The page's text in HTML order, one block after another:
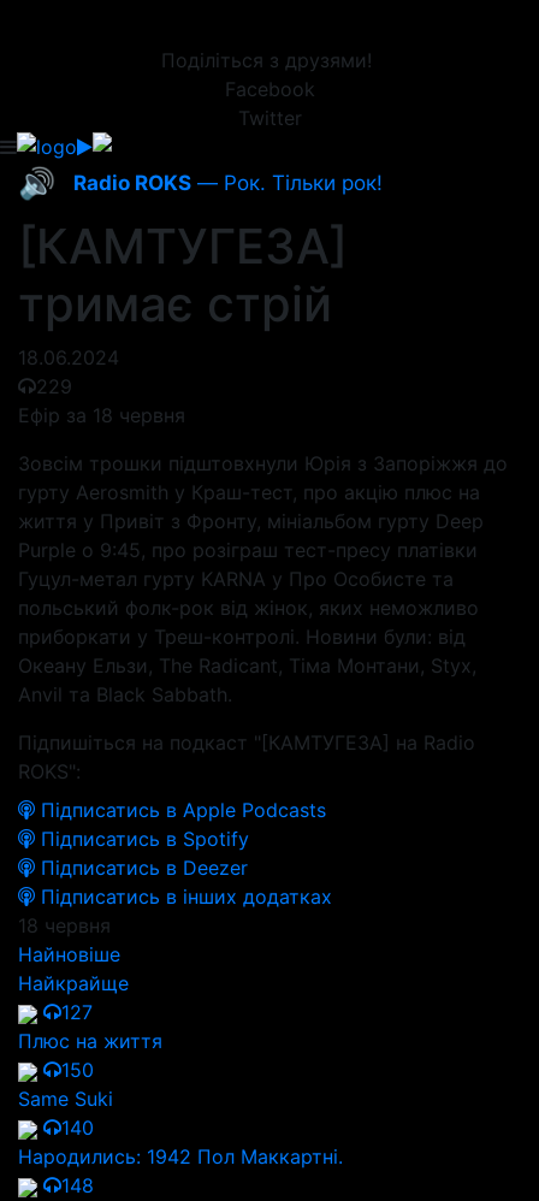
Поділіться з друзями!
Facebook
Twitter
🔊 Radio ROKS — Рок. Тільки рок!
[КАМТУГЕЗА]
тримає стрій
18.06.2024
229
Ефір за 18 червня
Зовсім трошки підштовхнули Юрія з Запоріжжя до
гурту Aerosmith у Краш-тест, про акцію плюс на
життя у Привіт з Фронту, мініальбом гурту Deep
Purple о 9:45, про розіграш тест-пресу платівки
Гуцул-метал гурту KARNA у Про Особисте та
польський фолк-рок від жінок, яких неможливо
приборкати у Треш-контролі. Новини були: від
Океану Ельзи, The Radicant, Тіма Монтани, Styx,
Anvil та Black Sabbath.
Підпишіться на подкаст "[КАМТУГЕЗА] на Radio
ROKS":
Підписатись в Apple Podcasts
Підписатись в Spotify
Підписатись в Deezer
Підписатись в інших додатках
18 червня
Найновіше
Найкрайще
127
Плюс на життя
150
Same Suki
140
Народились: 1942 Пол Маккартні.
148